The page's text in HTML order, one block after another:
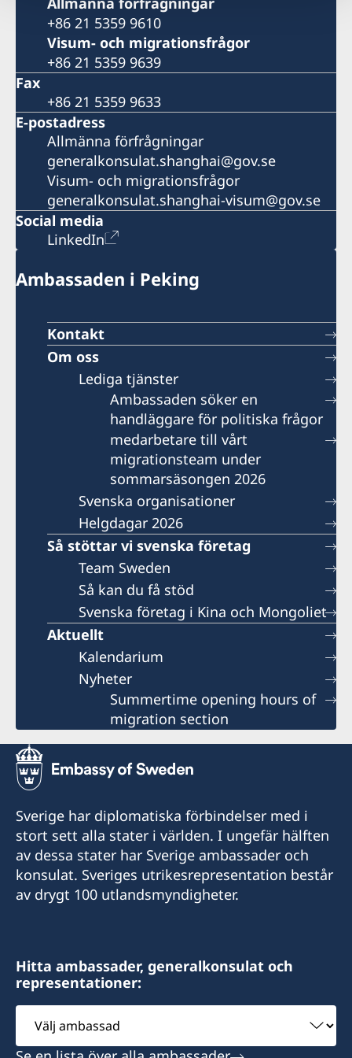
+86 21 5359 9610
Visum- och migrationsfrågor
+86 21 5359 9639
Fax
+86 21 5359 9633
E-postadress
Allmänna förfrågningar
generalkonsulat.shanghai@gov.se
Visum- och migrationsfrågor
generalkonsulat.shanghai-visum@gov.se
Social media
LinkedIn
Ambassaden i Peking
Kontakt
Om oss
Lediga tjänster
Ambassaden söker en
handläggare för politiska frågor
medarbetare till vårt
migrationsteam under
sommarsäsongen 2026
Svenska organisationer
Helgdagar 2026
Så stöttar vi svenska företag
Team Sweden
Så kan du få stöd
Svenska företag i Kina och Mongoliet
Aktuellt
Kalendarium
Nyheter
Summertime opening hours of
migration section
Sverige har diplomatiska förbindelser med i
stort sett alla stater i världen. I ungefär hälften
av dessa stater har Sverige ambassader och
konsulat. Sveriges utrikesrepresentation består
av drygt 100 utlandsmyndigheter.
Hitta ambassader, generalkonsulat och
representationer:
ambassad